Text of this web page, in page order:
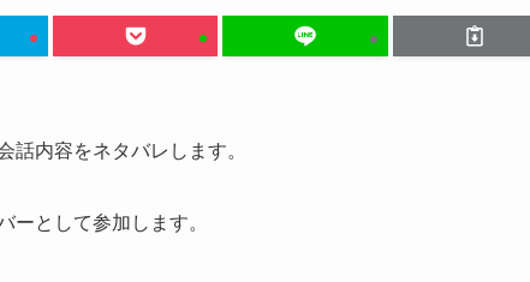
話内容をネタバレします。
として参加します。